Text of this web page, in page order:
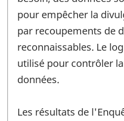
pour empêcher la
par recoupements de
reconnaissables. Le
utilisé pour contrôler
données.
Les résultats de